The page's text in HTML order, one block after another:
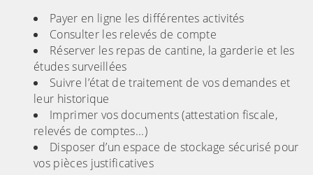
Payer en ligne les différentes activités
Consulter les relevés de compte
Réserver les repas de cantine, la garderie et les
études surveillées
Suivre l’état de traitement de vos demandes et
leur historique
Imprimer vos documents (attestation fiscale,
relevés de comptes...)
Disposer d’un espace de stockage sécurisé pour
vos pièces justificatives